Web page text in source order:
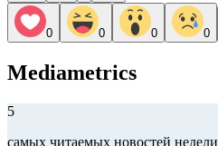
0 0 0 0
Mediametrics
5
самых читаемых новостей недели